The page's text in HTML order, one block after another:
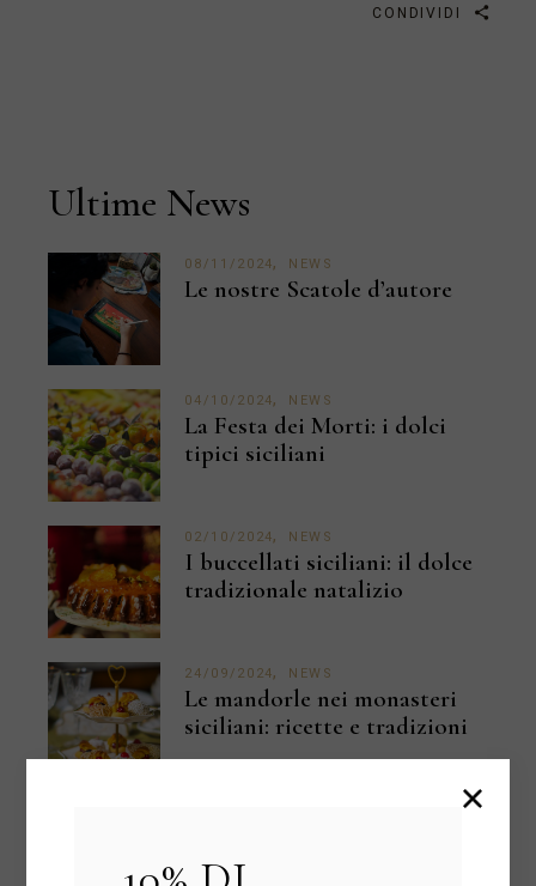
CONDIVIDI
Ultime News
08/11/2024 NEWS
Le nostre Scatole d’autore
04/10/2024 NEWS
La Festa dei Morti: i dolci
tipici siciliani
02/10/2024 NEWS
I buccellati siciliani: il dolce
tradizionale natalizio
24/09/2024 NEWS
Le mandorle nei monasteri
siciliani: ricette e tradizioni
Gluten Free sono unici?